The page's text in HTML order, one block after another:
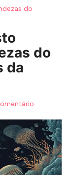
do
do
da